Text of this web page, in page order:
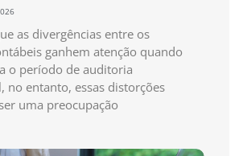
as divergências entre os
ganhem atenção quando
o período de auditoria
no entanto, essas distorções
uma preocupação